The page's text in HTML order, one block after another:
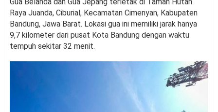
Raya Juanda, Ciburial, Kecamatan Cimenyan, Kabupaten
Bandung, Jawa Barat. Lokasi gua ini memiliki jarak hanya
9,7 kilometer dari pusat Kota Bandung dengan waktu
tempuh sekitar 32 menit.